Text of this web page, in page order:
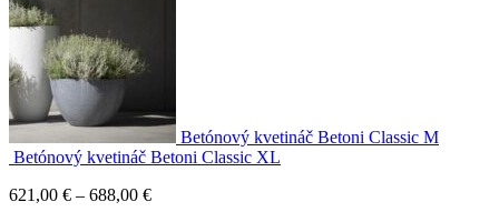
Betónový kvetináč Betoni Classic M
Betónový kvetináč Betoni Classic XL
621,00 € – 688,00 €Price